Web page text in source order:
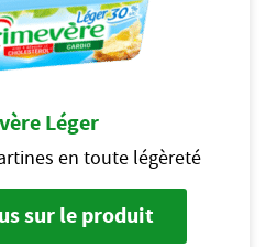
Léger
en toute légèreté
sur le produit